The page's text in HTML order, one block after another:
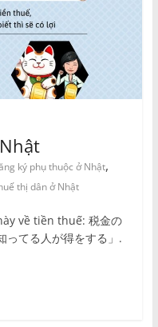
ký phụ thuộc ở Nhật,
thị dân ở Nhật
về tiền thuế: 税金の
ってる人が得をする」.